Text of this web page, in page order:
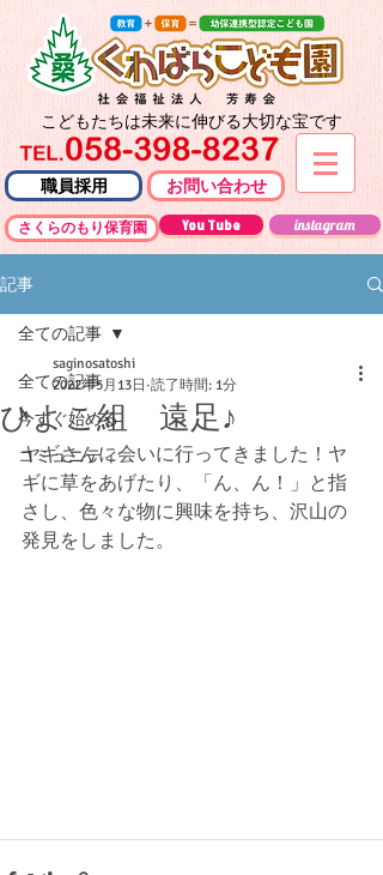
こどもたちは未来に伸びる大切な宝です
職員採用 お問い合わせ
さくらのもり保育園 You Tube instagram
記事
全ての記事
今すぐ始める
コミュニティ
全ての記事
ひよこ組 遠足♪
saginosatoshi
2022年5月13日 読了時間: 1分
ヤギさんに会いに行ってきました！ヤ
ギに草をあげたり、「ん、ん！」と指
さし、色々な物に興味を持ち、沢山の
発見をしました。